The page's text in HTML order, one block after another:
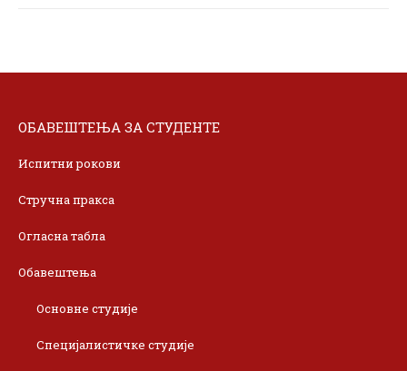
ОБАВЕШТЕЊА ЗА СТУДЕНТЕ
Испитни рокови
Стручна пракса
Огласна табла
Обавештења
Основне студије
Специјалистичке студије